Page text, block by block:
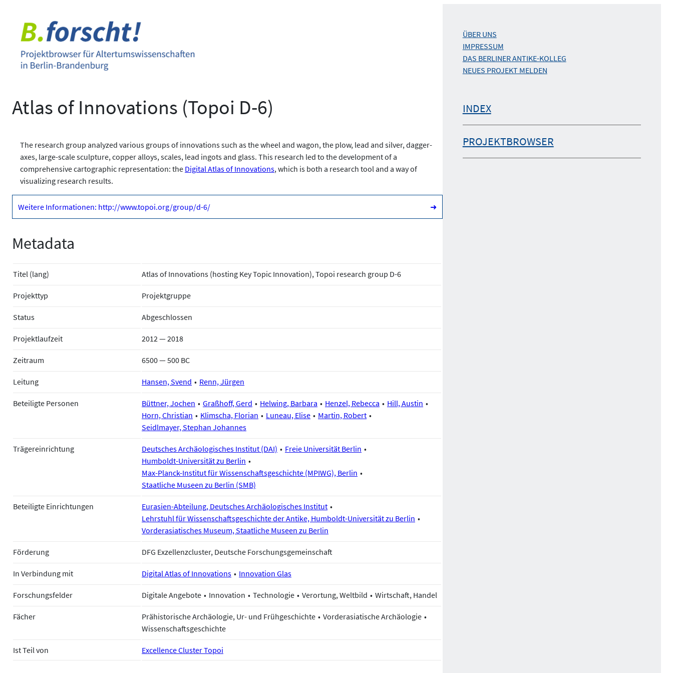
springen
Atlas of Innovations (Topoi D-6)
The research group analyzed various groups of innovations such as the wheel and wagon, the plow, lead and silver, dagger-
axes, large-scale sculpture, copper alloys, scales, lead ingots and glass. This research led to the development of a
comprehensive cartographic representation: the Digital Atlas of Innovations, which is both a research tool and a way of
visualizing research results.
Weitere Informationen: http://www.topoi.org/group/d-6/ ➜
Metadata
Titel (lang) Atlas of Innovations (hosting Key Topic Innovation), Topoi research group D-6
Projekttyp Projektgruppe
Status Abgeschlossen
Projektlaufzeit 2012 — 2018
Zeitraum 6500 — 500 BC
Leitung Hansen, Svend Renn, Jürgen
Beteiligte Personen Büttner, Jochen Graßhoff, Gerd Helwing, Barbara Henzel, Rebecca
Hill, Austin
Horn, Christian
Klimscha, Florian Luneau, Elise
Martin, Robert
Seidlmayer, Stephan Johannes
Trägereinrichtung Deutsches Archäologisches Institut (DAI)
Freie Universität Berlin
Humboldt-Universität zu Berlin
Max-Planck-Institut für Wissenschaftsgeschichte (MPIWG), Berlin
Staatliche Museen zu Berlin (SMB)
Beteiligte Einrichtungen
Eurasien-Abteilung, Deutsches Archäologisches Institut
Lehrstuhl für Wissenschaftsgeschichte der Antike, Humboldt-Universität zu Berlin
Vorderasiatisches Museum, Staatliche Museen zu Berlin
Förderung DFG Exzellenzcluster, Deutsche Forschungsgemeinschaft
In Verbindung mit Digital Atlas of Innovations Innovation Glas
Forschungsfelder Digitale Angebote Innovation Technologie Verortung, Weltbild Wirtschaft, Handel
Fächer Prähistorische Archäologie, Ur- und Frühgeschichte
Vorderasiatische Archäologie
Wissenschaftsgeschichte
Ist Teil von Excellence Cluster Topoi
ÜBER UNS
IMPRESSUM
DAS BERLINER ANTIKE-KOLLEG
NEUES PROJEKT MELDEN
INDEX
PROJEKTBROWSER